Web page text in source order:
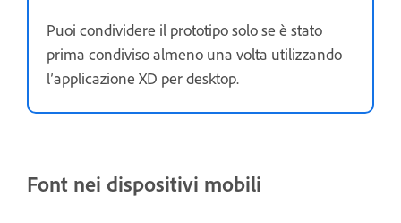
Puoi condividere il prototipo solo se è stato
prima condiviso almeno una volta utilizzando
l’applicazione XD per desktop.
Font nei dispositivi mobili